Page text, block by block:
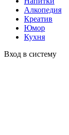
Алкопедия
Креатив
Юмор
Кухня
Вход в систему